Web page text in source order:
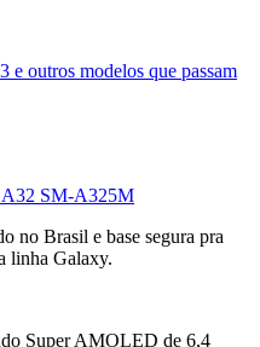
outros modelos que passam
A32 SM-A325M
no Brasil e base segura pra
linha Galaxy.
Super AMOLED de 6,4